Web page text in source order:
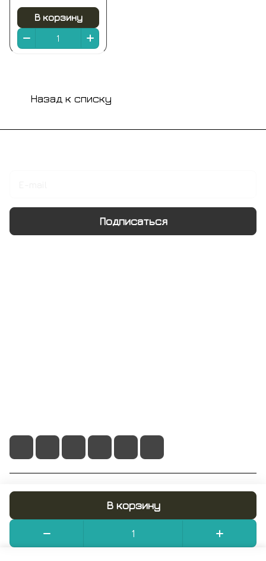
В корзину
В корзину
Назад к списку
Подписаться
© 2026 RUMIX.SHOP
Конфиденциальность